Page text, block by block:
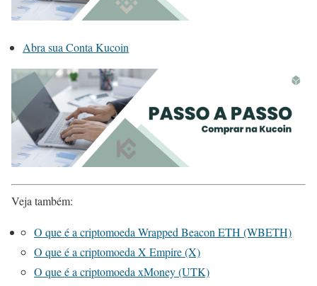
Abra sua Conta Kucoin
Veja também:
O que é a criptomoeda Wrapped Beacon ETH (WBETH)
O que é a criptomoeda X Empire (X)
O que é a criptomoeda xMoney (UTK)